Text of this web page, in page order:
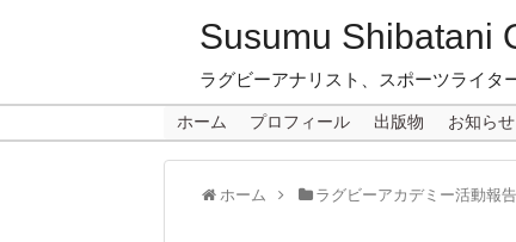
Susumu Shibatani
ラグビーアナリスト、スポーツライ
ホーム プロフィール 出版物 お知らせ
ホーム ラグビーアカデミー活動報告